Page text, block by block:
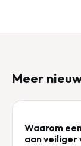
Meer
Waarom
aan veiliger